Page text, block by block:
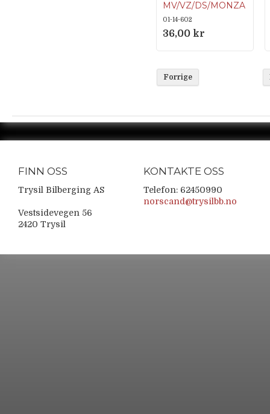
MV/VZ/DS/MONZA
ETC.
Originalnumme
01-14-602
36,00 kr
Forrige
FINN OSS
Trysil Bilberging AS
Vestsidevegen 56
2420 Trysil
KONTAKTE OSS
Telefon: 62450990
norscand@trysilbb.no